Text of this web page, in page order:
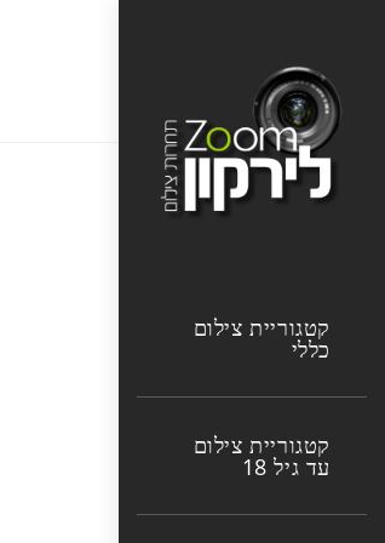
content
קטגוריית צילום
כללי
קטגוריית צילום
עד גיל 18
עדי קוגן